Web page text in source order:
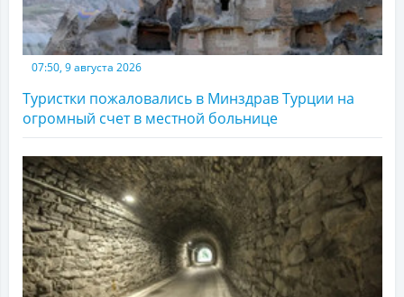
07:50, 9 августа 2026
Туристки пожаловались в Минздрав Турции на
огромный счет в местной больнице